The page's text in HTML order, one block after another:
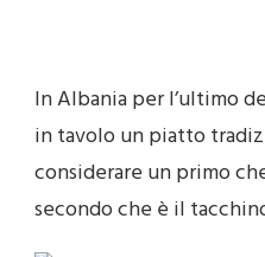
In Albania per l’ultimo
in tavolo un piatto
considerare un primo
secondo che è il